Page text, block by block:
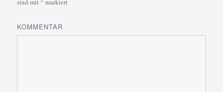
sind mit * markiert
KOMMENTAR